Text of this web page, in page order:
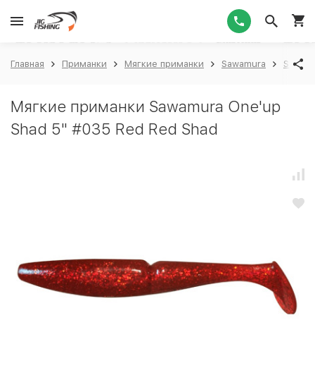
Главная Приманки Мягкие приманки Sawamura
Мягкие приманки Sawamura One'up
Shad 5" #035 Red Red Shad